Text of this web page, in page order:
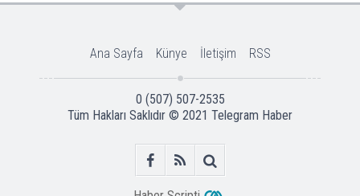
Ana Sayfa Künye İletişim RSS
0 (507) 507-2535
Tüm Hakları Saklıdır © 2021 Telegram Haber